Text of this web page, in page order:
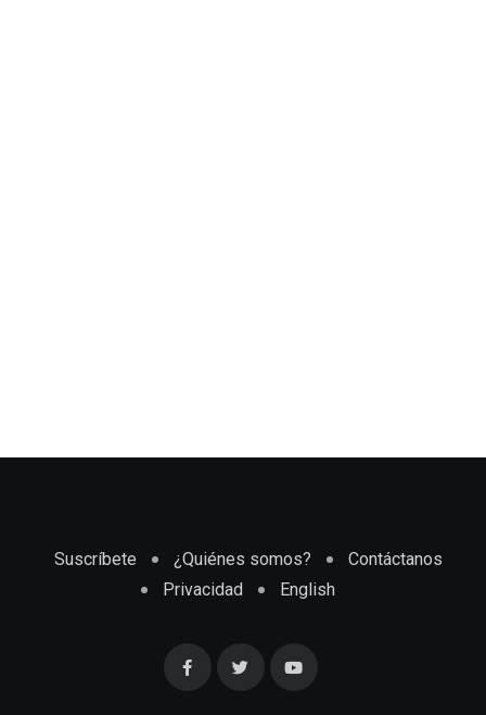
Suscríbete ¿Quiénes somos?
Contáctanos
Privacidad
English